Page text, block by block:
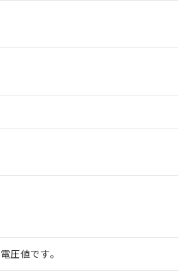
圧値です。
とから、特段のことがない限り、